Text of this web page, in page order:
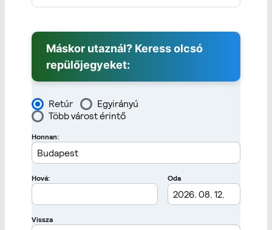
Máskor utaznál? Keress olcsó
repülőjegyeket: